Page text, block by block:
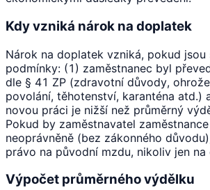
Kdy vzniká nárok na doplatek
Nárok na doplatek vzniká, pokud jsou
podmínky: (1) zaměstnanec byl
dle § 41 ZP (zdravotní důvody,
povolání, těhotenství, karanténa atd.)
novou práci je nižší než průměrný
Pokud by zaměstnavatel
neoprávněně (bez zákonného
právo na původní mzdu, nikoliv jen na
Výpočet průměrného výdělku